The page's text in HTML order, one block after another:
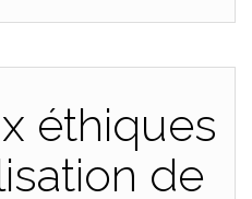
éthiques
de